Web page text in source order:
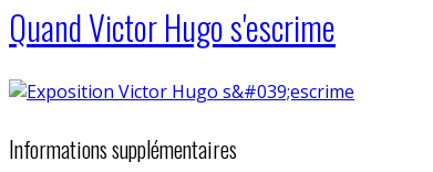
Quand Victor Hugo s'escrime
Informations supplémentaires